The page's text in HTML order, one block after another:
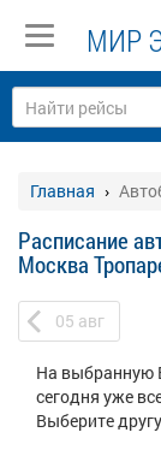
МИР
Главная
Расписание
Москва
05 авг
На выбранную
сегодня уже
Выберите